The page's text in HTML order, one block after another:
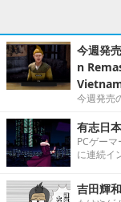
今週発
n
今週発売
有志日
PCゲー
に連続イ
吉田輝